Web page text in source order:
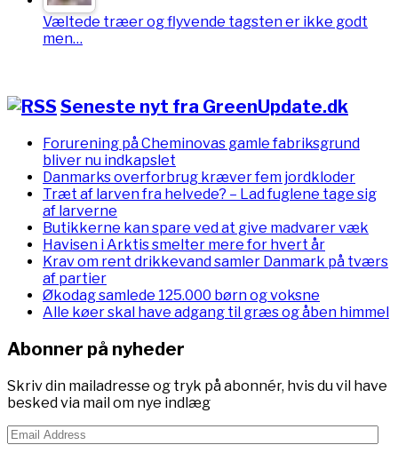
Væltede træer og flyvende tagsten er ikke godt
men…
Seneste nyt fra GreenUpdate.dk
Forurening på Cheminovas gamle fabriksgrund
bliver nu indkapslet
Danmarks overforbrug kræver fem jordkloder
Træt af larven fra helvede? – Lad fuglene tage sig
af larverne
Butikkerne kan spare ved at give madvarer væk
Havisen i Arktis smelter mere for hvert år
Krav om rent drikkevand samler Danmark på tværs
af partier
Økodag samlede 125.000 børn og voksne
Alle køer skal have adgang til græs og åben himmel
Abonner på nyheder
Skriv din mailadresse og tryk på abonnér, hvis du vil have
besked via mail om nye indlæg
Email